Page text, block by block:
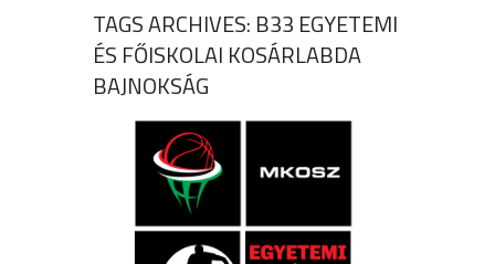
TAGS ARCHIVES: B33 EGYETEMI
ÉS FŐISKOLAI KOSÁRLABDA
BAJNOKSÁG